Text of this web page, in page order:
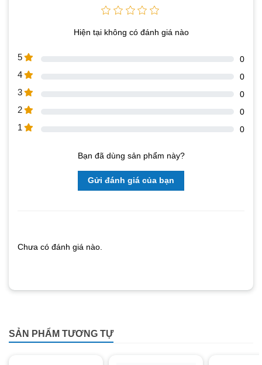
Hiện tại không có đánh giá nào
5 0
4 0
3 0
2 0
1 0
Bạn đã dùng sản phẩm này?
Gửi đánh giá của bạn
Chưa có đánh giá nào.
SẢN PHẨM TƯƠNG TỰ